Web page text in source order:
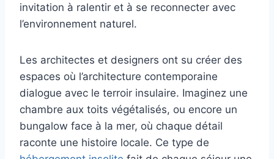
invitation à ralentir et à se reconnecter avec
l’environnement naturel.
Les architectes et designers ont su créer des
espaces où l’architecture contemporaine
dialogue avec le terroir insulaire. Imaginez une
chambre aux toits végétalisés, ou encore un
bungalow face à la mer, où chaque détail
raconte une histoire locale. Ce type de